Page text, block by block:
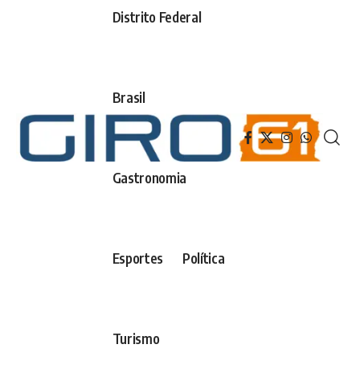
Distrito Federal
Brasil
Gastronomia
Esportes Política
Turismo